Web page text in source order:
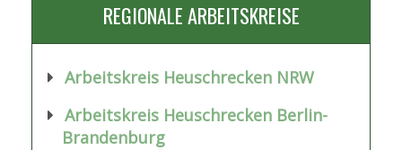
REGIONALE ARBEITSKREISE
Arbeitskreis Heuschrecken NRW
Arbeitskreis Heuschrecken Berlin-
Brandenburg